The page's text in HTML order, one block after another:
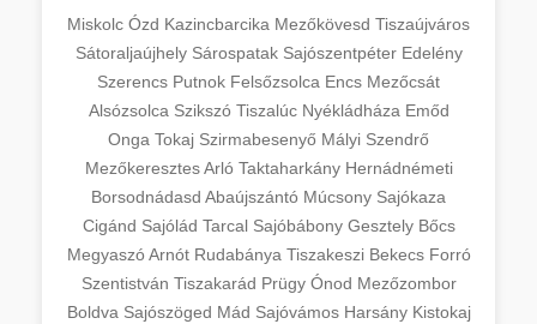
Miskolc Ózd Kazincbarcika Mezőkövesd Tiszaújváros
Sátoraljaújhely Sárospatak Sajószentpéter Edelény
Szerencs Putnok Felsőzsolca Encs Mezőcsát
Alsózsolca Szikszó Tiszalúc Nyékládháza Emőd
Onga Tokaj Szirmabesenyő Mályi Szendrő
MezőkeresztesArló Taktaharkány Hernádnémeti
Borsodnádasd Abaújszántó Múcsony Sajókaza
Cigánd Sajólád Tarcal Sajóbábony Gesztely Bőcs
MegyaszóArnót Rudabánya Tiszakeszi Bekecs Forró
Szentistván Tiszakarád Prügy Ónod Mezőzombor
Boldva Sajószöged Mád Sajóvámos Harsány Kistokaj